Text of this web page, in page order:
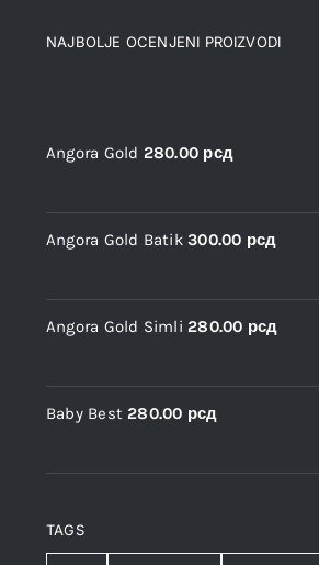
NAJBOLJE OCENJENI PROIZVODI
Angora Gold 280.00 рсд
Angora Gold Batik 300.00 рсд
Angora Gold Simli 280.00 рсд
Baby Best 280.00 рсд
TAGS